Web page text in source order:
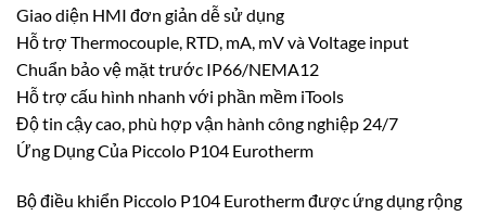
Giao diện HMI đơn giản dễ sử dụng
Hỗ trợ Thermocouple, RTD, mA, mV và Voltage input
Chuẩn bảo vệ mặt trước IP66/NEMA12
Hỗ trợ cấu hình nhanh với phần mềm iTools
Độ tin cậy cao, phù hợp vận hành công nghiệp 24/7
Ứng Dụng Của Piccolo P104 Eurotherm
Bộ điều khiển Piccolo P104 Eurotherm được ứng dụng rộng